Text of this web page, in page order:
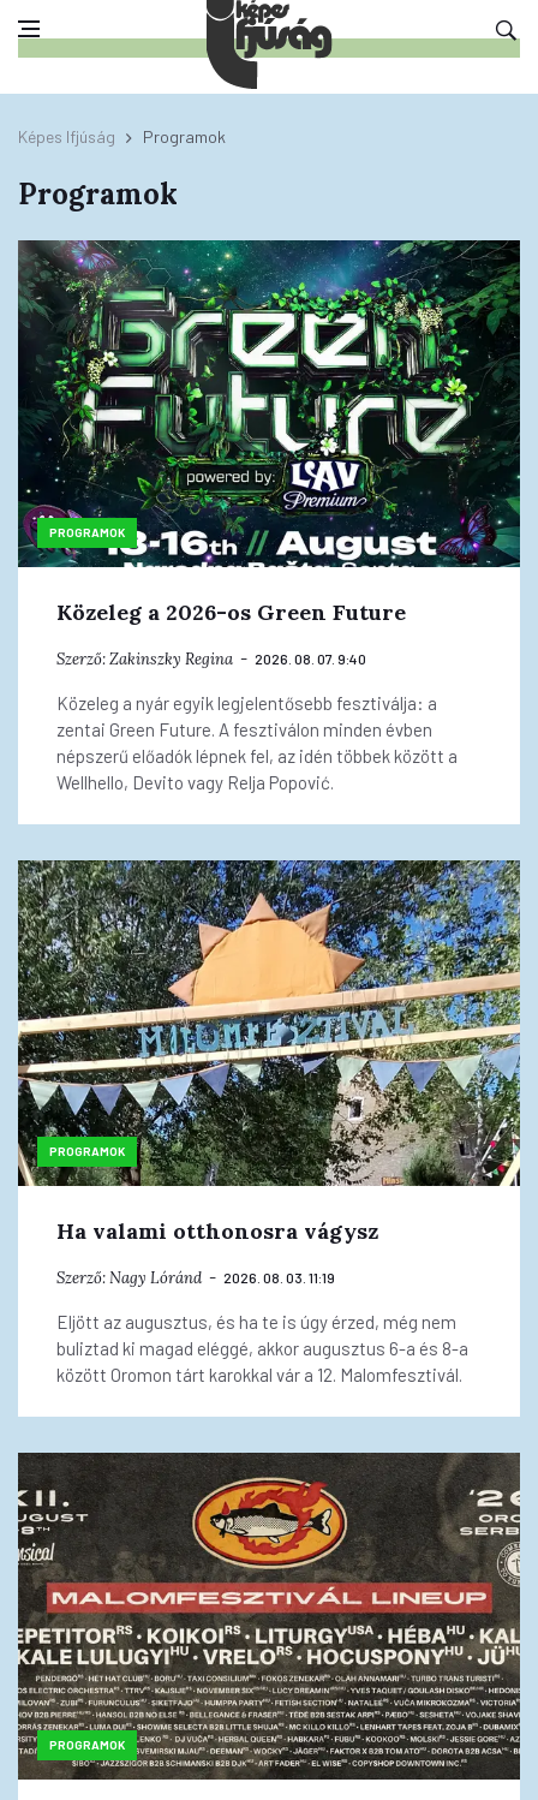
Képes Ifjúság Programok
Programok
PROGRAMOK
Közeleg a 2026-os Green Future
Szerző:Zakinszky Regina 2026. 08. 07. 9:40
Közeleg a nyár egyik legjelentősebb fesztiválja: a
zentai Green Future. A fesztiválon minden évben
népszerű előadók lépnek fel, az idén többek között a
Wellhello, Devito vagy Relja Popović.
PROGRAMOK
Ha valami otthonosra vágysz
Szerző:Nagy Lóránd 2026. 08. 03. 11:19
Eljött az augusztus, és ha te is úgy érzed, még nem
buliztad ki magad eléggé, akkor augusztus 6-a és 8-a
között Oromon tárt karokkal vár a 12. Malomfesztivál.
PROGRAMOK